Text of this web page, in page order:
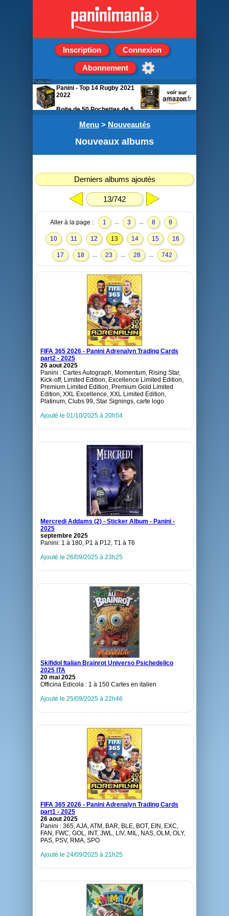
Inscription Connexion
Abonnement
Menu> Nouveautés
Nouveaux albums
Derniers albums ajoutés
13/742
Aller à la page : 1 ... 3 ... 8 9
10 11 12 13 14 15 16
17 18 ... 23 ... 28 ... 742
FIFA 365 2026 - Panini Adrenalyn Trading Cards
part2 - 2025
26 aout 2025
Panini : Cartes Autograph, Momentum, Rising Star,
Kick-off, Limited Edition, Excellence Limited Edition,
Premium Limited Edition, Premium Gold Limited
Edition, XXL Excellence, XXL Limited Edition,
Platinum, Clubs 99, Star Signings, carte logo
Ajouté le 01/10/2025 à 20h54
Mercredi Addams (2) - Sticker Album - Panini -
2025
septembre 2025
Panini: 1 à 180, P1 à P12, T1 à T6
Ajouté le 26/09/2025 à 23h25
Skifidol Italian Brainrot Universo Psichedelico
2025 ITA
20 mai 2025
Officina Edicola : 1 à 150 Cartes en italien
Ajouté le 25/09/2025 à 22h46
FIFA 365 2026 - Panini Adrenalyn Trading Cards
part1 - 2025
26 aout 2025
Panini : 365, AJA, ATM, BAR, BLE, BOT, EIN, EXC,
FAN, FWC, GOL, INT, JWL, LIV, MIL, NAS, OLM, OLY,
PAS, PSV, RMA, SPO
Ajouté le 24/09/2025 à 21h25
Publicité
Panini - Top 14 Rugby 2021
2022
Boite de 50 Pochettes de 5
stickers